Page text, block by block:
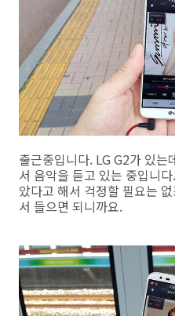
출근중입니다. LG G2가 있는
서 음악을 듣고 있는 중입니
았다고 해서 걱정할 필요는
서 들으면 되니까요.